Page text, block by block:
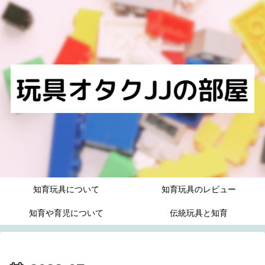
知育玩具について 知育玩具のレビュー
知育や育児について 伝統玩具と知育